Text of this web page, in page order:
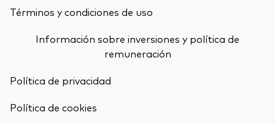
Términos y condiciones de uso
Información sobre inversiones y política de
remuneración
Política de privacidad
Política de cookies